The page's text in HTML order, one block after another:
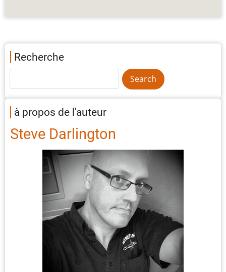
Recherche
à propos de l'auteur
Steve Darlington